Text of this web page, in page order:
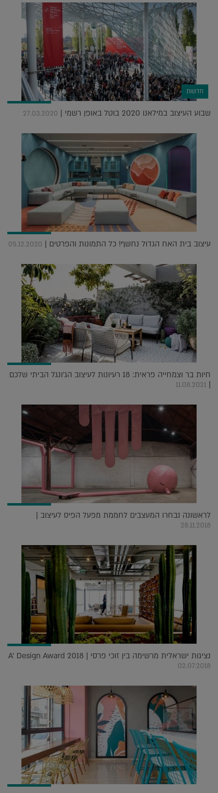
חדשות
שבוע העיצוב במילאנו 2020 בוטל באופן רשמי | 27.03.2020
עיצוב בית האח הגדול נחשף! כל התמונות והפרטים | 05.12.2020
חיות בר וצמחייה פראית: 18 רעיונות לעיצוב הג'ונגל הביתי שלכם
|
11.08.2021
לראשונה נבחרו המעצבים לחממת מפעל הפיס לעיצוב |
28.11.2018
נציגות ישראלית מרשימה בין זוכי פרסי A' Design Award 2018 |
02.07.2018